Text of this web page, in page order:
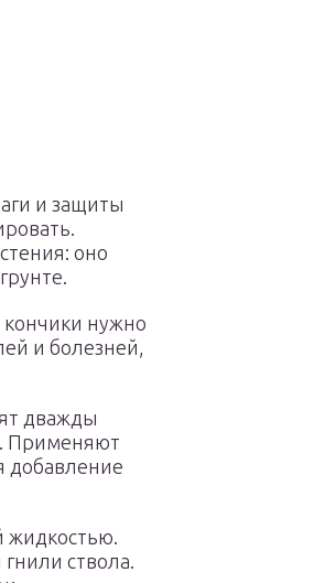
и защиты
оно
кончики нужно
и болезней,
дважды
Применяют
добавление
жидкостью.
ствола.